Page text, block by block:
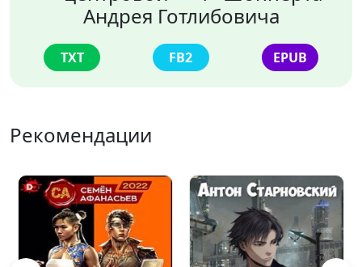
Андрея Готлибовича
TXT FB2 EPUB
Рекомендации